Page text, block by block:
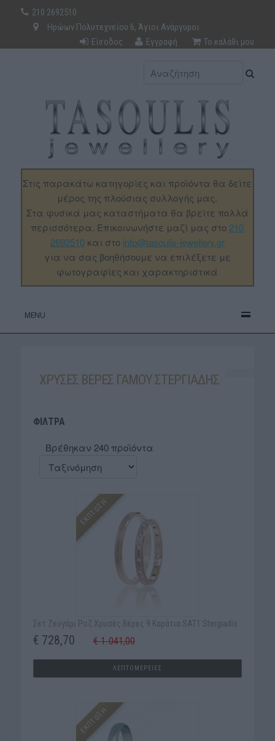
210 2692510
Ηρώων Πολυτεχνείου 6, Άγιοι Ανάργυροι
Είσοδος
Εγγραφή Το καλάθι μου
Στις παρακάτω κατηγορίες και προϊόντα θα δείτε
μέρος της πλούσιας συλλογής μας.
Στα φυσικά μας καταστήματα θα βρείτε πολλά
περισσότερα. Επικοινωνήστε μαζί μας στο 210
2692510και στο info@tasoulis-jewellery.gr
για να σας βοηθήσουμε να επιλέξετε με
φωτογραφίες και χαρακτηριστικά
MENU
ΧΡΥΣΕΣ ΒΕΡΕΣ ΓΑΜΟΥ ΣΤΕΡΓΙΑΔΗΣ
ΦΙΛΤΡΑ
Βρέθηκαν 240 προϊόντα
ΕΚΠΤΩΣΗ
Σετ Ζευγάρι Ροζ Xρυσές Βέρες 9 Καράτια SAT1 Stergiadis
€ 728,70 € 1.041,00
ΛΕΠΤΟΜΕΡΕΙΕΣ
ΕΚΠΤΩΣΗ